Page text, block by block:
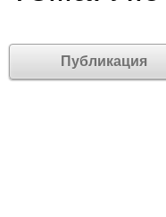
Публикация